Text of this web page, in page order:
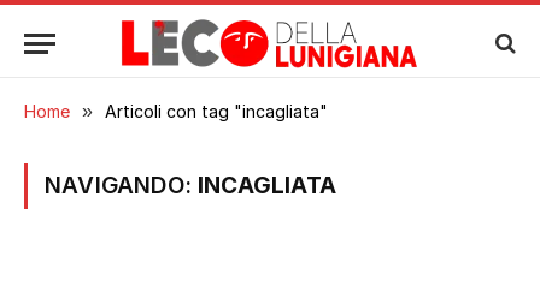
Home » Articoli con tag "incagliata"
NAVIGANDO: INCAGLIATA